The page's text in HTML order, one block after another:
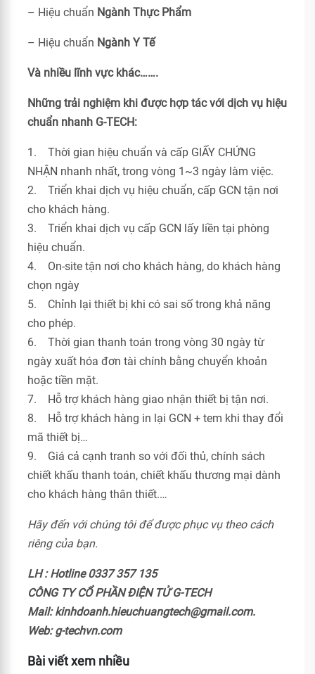
– Hiệu chuẩn Ngành Thực Phẩm
– Hiệu chuẩn Ngành Y Tế
Và nhiều lĩnh vực khác…….
Những trải nghiệm khi được hợp tác với dịch vụ hiệu
chuẩn nhanh G-TECH:
1. Thời gian hiệu chuẩn và cấp GIẤY CHỨNG
NHẬN nhanh nhất, trong vòng 1~3 ngày làm việc.
2. Triển khai dịch vụ hiệu chuẩn, cấp GCN tận nơi
cho khách hàng.
3. Triển khai dịch vụ cấp GCN lấy liền tại phòng
hiệu chuẩn.
4. On-site tận nơi cho khách hàng, do khách hàng
chọn ngày
5. Chỉnh lại thiết bị khi có sai số trong khả năng
cho phép.
6. Thời gian thanh toán trong vòng 30 ngày từ
ngày xuất hóa đơn tài chính bằng chuyển khoản
hoặc tiền mặt.
7. Hỗ trợ khách hàng giao nhận thiết bị tận nơi.
8. Hỗ trợ khách hàng in lại GCN + tem khi thay đổi
mã thiết bị…
9. Giá cả cạnh tranh so với đối thủ, chính sách
chiết khấu thanh toán, chiết khấu thương mại dành
cho khách hàng thân thiết.…
Hãy đến với chúng tôi để được phục vụ theo cách
riêng của bạn.
LH : Hotline 0337 357 135
CÔNG TY CỔ PHẦN ĐIỆN TỬ G-TECH
Mail: kinhdoanh.hieuchuangtech@gmail.com.
Web: g-techvn.com
Bài viết xem nhiều